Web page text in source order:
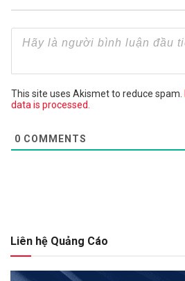
This site uses Akismet to reduce spam.
data is processed.
0 COMMENTS
Liên hệ Quảng Cáo